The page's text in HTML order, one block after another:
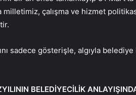
milletimiz, çalışma ve hizmet
sadece gösterişle, algıyla belediye
BELEDİYECİLİK